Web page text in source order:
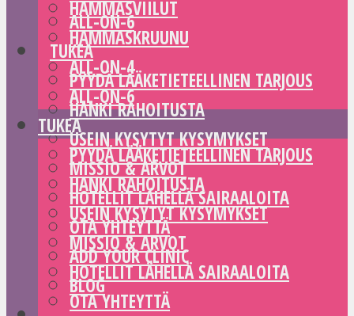
ALL-ON-6
TUKEA
PYYDÄ LÄÄKETIETEELLINEN TARJOUS
HANKI RAHOITUSTA
USEIN KYSYTYT KYSYMYKSET
MISSIO & ARVOT
HOTELLIT LÄHELLÄ SAIRAALOITA
OTA YHTEYTTÄ
ADD YOUR CLINIC
BLOG
HAMMASVIILUT
HAMMASKRUUNU
ALL-ON-4
ALL-ON-6
TUKEA
PYYDÄ LÄÄKETIETEELLINEN TARJOUS
HANKI RAHOITUSTA
USEIN KYSYTYT KYSYMYKSET
MISSIO & ARVOT
HOTELLIT LÄHELLÄ SAIRAALOITA
OTA YHTEYTTÄ